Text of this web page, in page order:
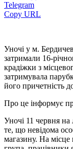
Telegram
Copy URL
Уночі у м.
затримали 16-
крадіжки з
затримувала
його причетність
Про це інформує
Уночі 11 червня
те, що невідома
магазину. На місце